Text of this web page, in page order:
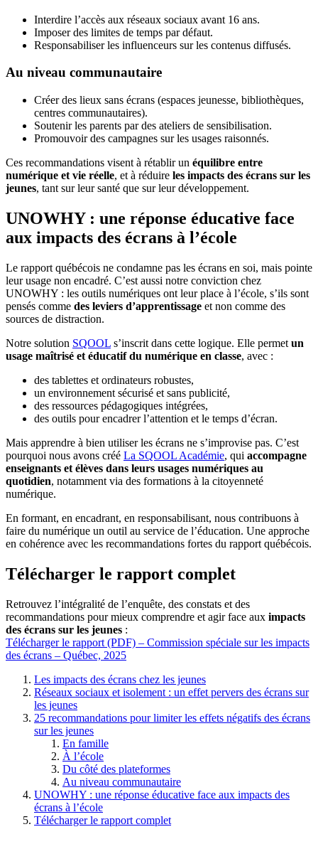
Interdire l’accès aux réseaux sociaux avant 16 ans.
Imposer des limites de temps par défaut.
Responsabiliser les influenceurs sur les contenus diffusés.
Au niveau communautaire
Créer des lieux sans écrans (espaces jeunesse, bibliothèques,
centres communautaires).
Soutenir les parents par des ateliers de sensibilisation.
Promouvoir des campagnes sur les usages raisonnés.
Ces recommandations visent à rétablir un équilibre entre
numérique et vie réelle, et à réduire les impacts des écrans sur les
jeunes, tant sur leur santé que sur leur développement.
UNOWHY : une réponse éducative face
aux impacts des écrans à l’école
Le rapport québécois ne condamne pas les écrans en soi, mais pointe
leur usage non encadré. C’est aussi notre conviction chez
UNOWHY : les outils numériques ont leur place à l’école, s’ils sont
pensés comme des leviers d’apprentissage et non comme des
sources de distraction.
Notre solution SQOOL s’inscrit dans cette logique. Elle permet un
usage maîtrisé et éducatif du numérique en classe, avec :
des tablettes et ordinateurs robustes,
un environnement sécurisé et sans publicité,
des ressources pédagogiques intégrées,
des outils pour encadrer l’attention et le temps d’écran.
Mais apprendre à bien utiliser les écrans ne s’improvise pas. C’est
pourquoi nous avons créé La SQOOL Académie, qui accompagne
enseignants et élèves dans leurs usages numériques au
quotidien, notamment via des formations à la citoyenneté
numérique.
En formant, en encadrant, en responsabilisant, nous contribuons à
faire du numérique un outil au service de l’éducation. Une approche
en cohérence avec les recommandations fortes du rapport québécois.
Télécharger le rapport complet
Retrouvez l’intégralité de l’enquête, des constats et des
recommandations pour mieux comprendre et agir face aux impacts
des écrans sur les jeunes :
Télécharger le rapport (PDF) – Commission spéciale sur les impacts
des écrans – Québec, 2025
Les impacts des écrans chez les jeunes
Réseaux sociaux et isolement : un effet pervers des écrans sur
les jeunes
25 recommandations pour limiter les effets négatifs des écrans
sur les jeunes
En famille
À l’école
Du côté des plateformes
Au niveau communautaire
UNOWHY : une réponse éducative face aux impacts des
écrans à l’école
Télécharger le rapport complet